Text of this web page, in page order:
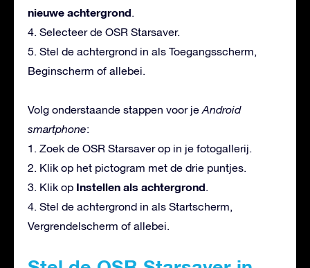
nieuwe achtergrond
4. Selecteer de OSR Starsaver.
5. Stel de achtergrond in als Toegangsscherm,
Beginscherm of allebei.
Volg onderstaande stappen voor je Android
smartphone:
1. Zoek de OSR Starsaver op in je fotogallerij.
2. Klik op het pictogram met de drie puntjes.
3. Klik op Instellen als achtergrond
4. Stel de achtergrond in als Startscherm,
Vergrendelscherm of allebei.